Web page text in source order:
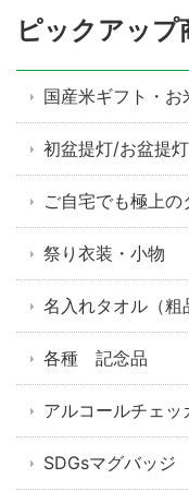
ピックアップ
国産米ギフト・お
初盆提灯/お盆提灯
ご自宅でも極上の
祭り衣装・小物
名入れタオル（粗
各種 記念品
アルコールチェッ
SDGsマグバッジ